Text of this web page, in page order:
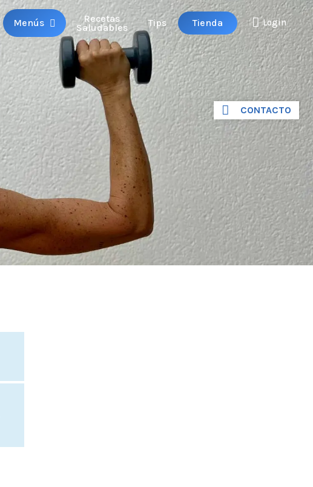
Menús Recetas
Saludables Tips Tienda Login
CONTACTO